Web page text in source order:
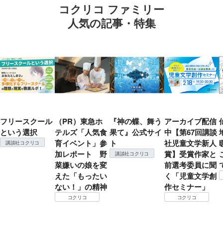
コクリコ ファミリー
人気の記事・特集
フリースクール
という選択
講談社コクリコ
（PR）東急ホ
テルズ「人気食
育イベント」参
加レポート 野
菜嫌いの娘を変
えた「もったい
ない！」の精神
コクリコ
『神の蝶、舞う
果て』公式サイ
ト
講談社コクリコ
アーカイブ配信
中【第67回講談
社児童文学新人
賞】受賞作家と
前選考委員に聞
く「児童文学創
作セミナー」
コクリコ